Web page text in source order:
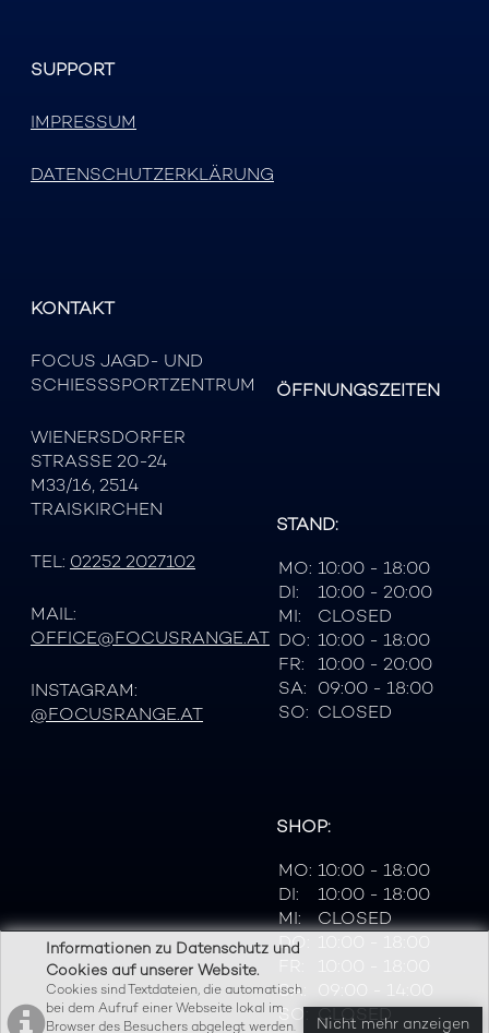
Informationen zu Datenschutz und
Cookies auf unserer Website.
Cookies sind Textdateien, die automatisch
bei dem Aufruf einer Webseite lokal im
Browser des Besuchers abgelegt werden.
Nicht mehr anzeigen
SUPPORT
IMPRESSUM
DATENSCHUTZERKLÄRUNG
KONTAKT
FOCUS JAGD- UND
SCHIESSSPORTZENTRUM
WIENERSDORFER
STRASSE 20-24
M33/16, 2514
TRAISKIRCHEN
TEL: 02252 2027102
MAIL:
OFFICE@FOCUSRANGE.AT
INSTAGRAM:
@FOCUSRANGE.AT
ÖFFNUNGSZEITEN
STAND:
MO: 10:00 - 18:00
DI:
10:00 - 20:00
MI:
CLOSED
DO: 10:00 - 18:00
FR:
10:00 - 20:00
SA: 09:00 - 18:00
SO: CLOSED
SHOP:
MO: 10:00 - 18:00
DI:
10:00 - 18:00
MI:
CLOSED
DO:
SA:
09:00 - 14:00
SO: CLOSED